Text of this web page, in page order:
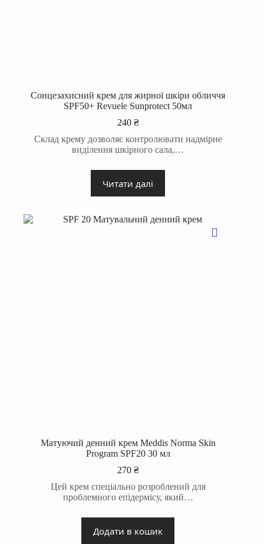
Сонцезахисний крем для жирної шкіри обличчя
SPF50+ Revuele Sunprotect 50мл
240 ₴
Склад крему дозволяє контролювати надмірне
виділення шкірного сала,…
Читати далі
Матуючий денний крем Meddis Norma Skin
Program SPF20 30 мл
270 ₴
Цей крем спеціально розроблений для
проблемного епідермісу, який…
Додати в кошик